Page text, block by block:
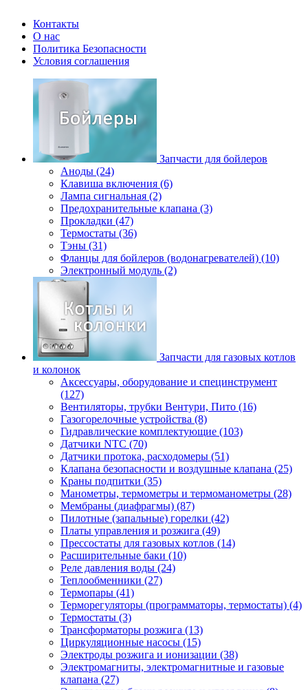
Контакты
О нас
Политика Безопасности
Условия соглашения
Запчасти для бойлеров
Аноды (24)
Клавиша включения (6)
Лампа сигнальная (2)
Предохранительные клапана (3)
Прокладки (47)
Термостаты (36)
Тэны (31)
Фланцы для бойлеров (водонагревателей) (10)
Электронный модуль (2)
Запчасти для газовых котлов
и колонок
Аксессуары, оборудование и специнструмент
(127)
Вентиляторы, трубки Вентури, Пито (16)
Газогорелочные устройства (8)
Гидравлические комплектующие (103)
Датчики NTC (70)
Датчики протока, расходомеры (51)
Клапана безопасности и воздушные клапана (25)
Краны подпитки (35)
Манометры, термометры и термоманометры (28)
Мембраны (диафрагмы) (87)
Пилотные (запальные) горелки (42)
Платы управления и розжига (49)
Прессостаты для газовых котлов (14)
Расширительные баки (10)
Реле давления воды (24)
Теплообменники (27)
Термопары (41)
Терморегуляторы (программаторы, термостаты) (4)
Термостаты (3)
Трансформаторы розжига (13)
Циркуляционные насосы (15)
Электроды розжига и ионизации (38)
Электромагниты, электромагнитные и газовые
клапана (27)